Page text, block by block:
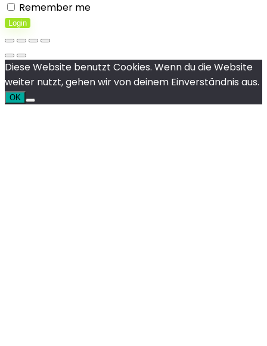
Remember me
Login
Diese Website benutzt Cookies. Wenn du die Website
weiter nutzt, gehen wir von deinem Einverständnis aus.
OK